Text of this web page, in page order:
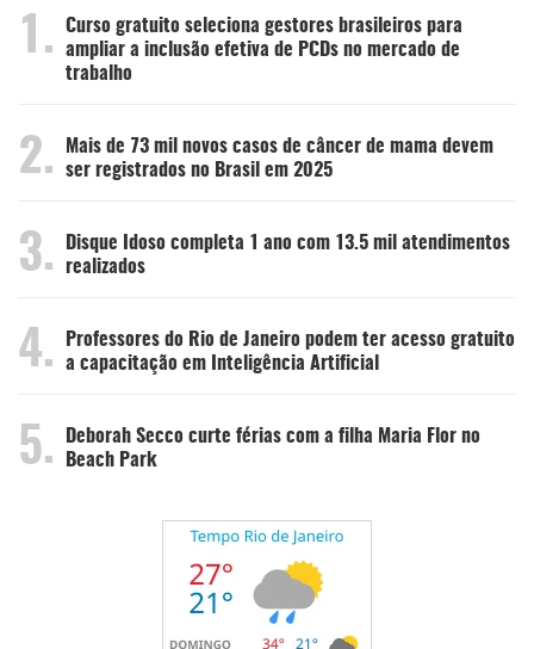
1.
Curso gratuito seleciona gestores brasileiros para
ampliar a inclusão efetiva de PCDs no mercado de
trabalho
2.
Mais de 73 mil novos casos de câncer de mama devem
ser registrados no Brasil em 2025
3.
Disque Idoso completa 1 ano com 13.5 mil atendimentos
realizados
4.
Professores do Rio de Janeiro podem ter acesso gratuito
a capacitação em Inteligência Artificial
5.
Deborah Secco curte férias com a filha Maria Flor no
Beach Park